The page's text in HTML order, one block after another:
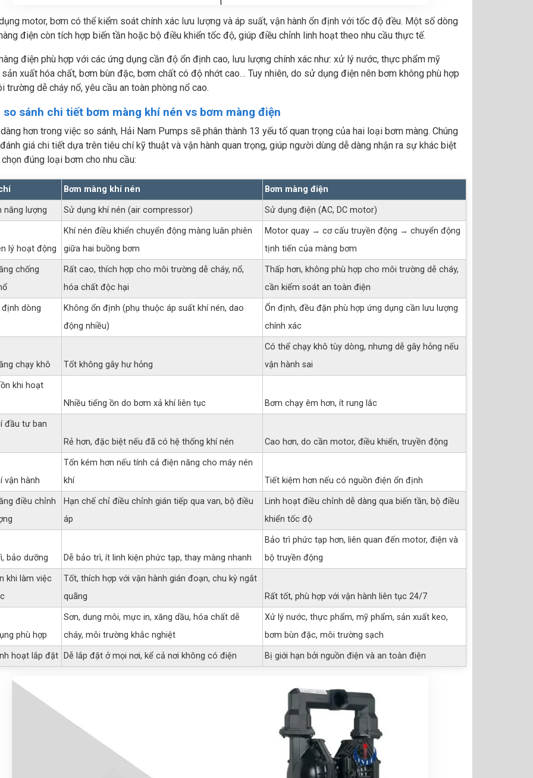
motor, bơm có thể kiểm soát chính xác lưu lượng và áp suất, vận hành ổn định với tốc độ đều. Một số dòng
điện còn tích hợp biến tần hoặc bộ điều khiển tốc độ, giúp điều chỉnh linh hoạt theo nhu cầu thực tế.
điện phù hợp với các ứng dụng cần độ ổn định cao, lưu lượng chính xác như: xử lý nước, thực phẩm mỹ
sản xuất hóa chất, bơm bùn đặc, bơm chất có độ nhớt cao… Tuy nhiên, do sử dụng điện nên bơm không phù hợp
trường dễ cháy nổ, yêu cầu an toàn phòng nổ cao.
so sánh chi tiết bơm màng khí nén vs bơm màng điện
hơn trong việc so sánh, Hải Nam Pumps sẽ phân thành 13 yếu tố quan trọng của hai loại bơm màng. Chúng
giá chi tiết dựa trên tiêu chí kỹ thuật và vận hành quan trọng, giúp người dùng dễ dàng nhận ra sự khác biệt
đúng loại bơm cho nhu cầu:
Bơm màng khí nén Bơm màng điện
năng lượng Sử dụng khí nén (air compressor) Sử dụng điện (AC, DC motor)
lý hoạt động
Khí nén điều khiển chuyển động màng luân phiên
giữa hai buồng bơm
Motor quay → cơ cấu truyền động → chuyển động
tịnh tiến của màng bơm
chống
Rất cao, thích hợp cho môi trường dễ cháy, nổ,
hóa chất độc hại
Thấp hơn, không phù hợp cho môi trường dễ cháy,
cần kiểm soát an toàn điện
dòng
Không ổn định (phụ thuộc áp suất khí nén, dao
động nhiều)
Ổn định, đều đặn phù hợp ứng dụng cần lưu lượng
chính xác
chạy khô Tốt không gây hư hỏng
Có thể chạy khô tùy dòng, nhưng dễ gây hỏng nếu
vận hành sai
khi hoạt
Nhiều tiếng ồn do bơm xả khí liên tục Bơm chạy êm hơn, ít rung lắc
đầu tư ban
Rẻ hơn, đặc biệt nếu đã có hệ thống khí nén Cao hơn, do cần motor, điều khiển, truyền động
vận hành
Tốn kém hơn nếu tính cả điện năng cho máy nén
khí
Tiết kiệm hơn nếu có nguồn điện ổn định
điều chỉnh
Hạn chế chỉ điều chỉnh gián tiếp qua van, bộ điều
áp
Linh hoạt điều chỉnh dễ dàng qua biến tần, bộ điều
khiển tốc độ
bảo dưỡng Dễ bảo trì, ít linh kiện phức tạp, thay màng nhanh
Bảo trì phức tạp hơn, liên quan đến motor, điện và
bộ truyền động
khi làm việc
Tốt, thích hợp với vận hành gián đoạn, chu kỳ ngắt
quãng
Rất tốt, phù hợp với vận hành liên tục 24/7
phù hợp
Sơn, dung môi, mực in, xăng dầu, hóa chất dễ
cháy, môi trường khắc nghiệt
Xử lý nước, thực phẩm, mỹ phẩm, sản xuất keo,
bơm bùn đặc, môi trường sạch
hoạt lắp đặt Dễ lắp đặt ở mọi nơi, kể cả nơi không có điện Bị giới hạn bởi nguồn điện và an toàn điện